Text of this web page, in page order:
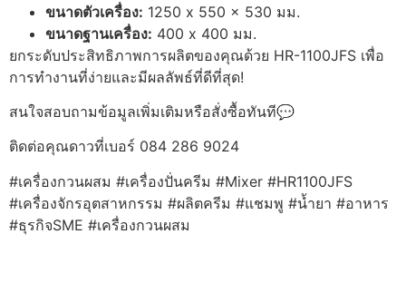
ขนาดตัวเครื่อง: 1250 x 550 x 530 มม.
ขนาดฐานเครื่อง: 400 x 400 มม.
ยกระดับประสิทธิภาพการผลิตของคุณด้วย HR-1100JFS เพื่อ
การทำงานที่ง่ายและมีผลลัพธ์ที่ดีที่สุด!
สนใจสอบถามข้อมูลเพิ่มเติมหรือสั่งซื้อทันที💬
ติดต่อคุณดาวที่เบอร์ 084 286 9024
#เครื่องกวนผสม #เครื่องปั่นครีม #Mixer #HR1100JFS
#เครื่องจักรอุตสาหกรรม #ผลิตครีม #แชมพู #น้ำยา #อาหาร
#ธุรกิจSME #เครื่องกวนผสม